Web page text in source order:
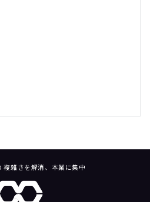
雑さを解消、本業に集中